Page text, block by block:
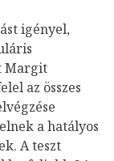
igényel,
Margit
az összes
a hatályos
A teszt